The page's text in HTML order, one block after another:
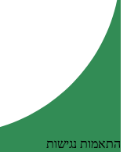
התאמות נגישות